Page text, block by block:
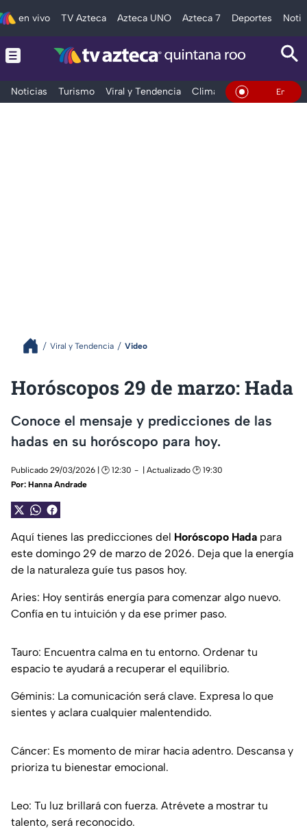
en vivo TV Azteca Azteca UNO Azteca 7 Deportes
Noticias Turismo Viral y Tendencia Clima Tráfico En Vivo
Viral y Tendencia Video
Horóscopos 29 de marzo: Hada
Conoce el mensaje y predicciones de las
hadas en su horóscopo para hoy.
Publicado 29/03/2026 | 🕑 12:30
| Actualizado 🕑 19:30
Por: Hanna Andrade
Aquí tienes las predicciones del Horóscopo Hada para
este domingo 29 de marzo de 2026. Deja que la energía
de la naturaleza guíe tus pasos hoy.
Aries: Hoy sentirás energía para comenzar algo nuevo.
Confía en tu intuición y da ese primer paso.
Tauro: Encuentra calma en tu entorno. Ordenar tu
espacio te ayudará a recuperar el equilibrio.
Géminis: La comunicación será clave. Expresa lo que
sientes y aclara cualquier malentendido.
Cáncer: Es momento de mirar hacia adentro. Descansa y
prioriza tu bienestar emocional.
Leo: Tu luz brillará con fuerza. Atrévete a mostrar tu
talento, será reconocido.